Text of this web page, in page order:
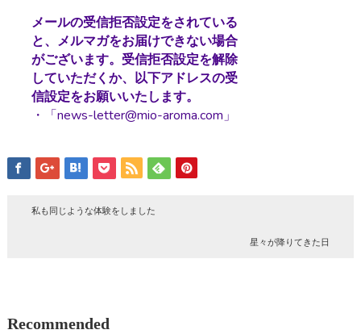
メールの受信拒否設定をされている
と、メルマガをお届けできない場合
がございます。受信拒否設定を解除
していただくか、以下アドレスの受
信設定をお願いいたします。
・「news-letter@mio-aroma.com」
私も同じような体験をしました
星々が降りてきた日
Recommended